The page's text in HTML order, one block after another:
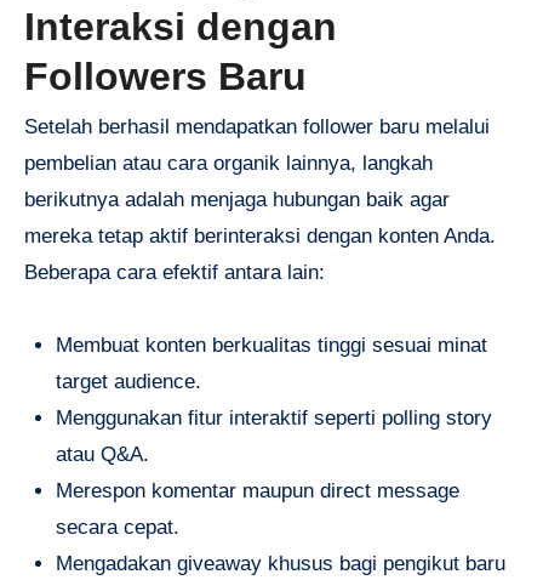
Interaksi dengan
Followers Baru
Setelah berhasil mendapatkan follower baru melalui
pembelian atau cara organik lainnya, langkah
berikutnya adalah menjaga hubungan baik agar
mereka tetap aktif berinteraksi dengan konten Anda.
Beberapa cara efektif antara lain:
Membuat konten berkualitas tinggi sesuai minat
target audience.
Menggunakan fitur interaktif seperti polling story
atau Q&A.
Merespon komentar maupun direct message
secara cepat.
Mengadakan giveaway khusus bagi pengikut baru